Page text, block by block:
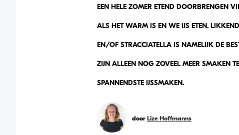
EEN HELE ZOMER ETEND DOORBRENGEN
ALS HET WARM IS EN WE IJS ETEN.
EN/OF STRACCIATELLA IS NAMELIJK DE
ZIJN ALLEEN NOG ZOVEEL MEER SMAKEN
SPANNENDSTE IJSSMAKEN.
door Lize Hoffmanns